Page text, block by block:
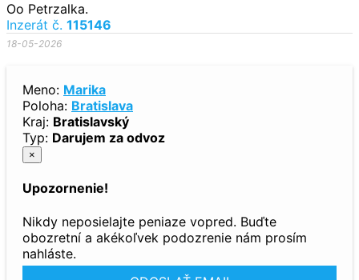
Oo Petrzalka.
Inzerát č. 115146
18-05-2026
Meno: Marika
Poloha: Bratislava
Kraj: Bratislavský
Typ: Darujem za odvoz
×
Upozornenie!
Nikdy neposielajte peniaze vopred. Buďte
obozretní a akékoľvek podozrenie nám prosím
nahláste.